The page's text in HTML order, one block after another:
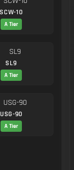
SCW-10
A Tier
SL9
A Tier
USG-90
A Tier